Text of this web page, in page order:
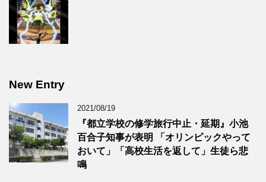
New Entry
2021/08/19
『都立学校の修学旅行中止・延期』小池
百合子知事が表明 「オリンピックやって
おいて」「高校生活を返して」生徒ら悲
鳴